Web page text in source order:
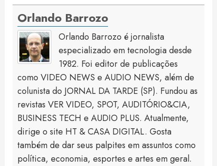
Orlando Barrozo
Orlando Barrozo é jornalista
especializado em tecnologia desde
1982. Foi editor de publicações
como VIDEO NEWS e AUDIO NEWS, além de
colunista do JORNAL DA TARDE (SP). Fundou as
revistas VER VIDEO, SPOT, AUDITÓRIO&CIA,
BUSINESS TECH e AUDIO PLUS. Atualmente,
dirige o site HT & CASA DIGITAL. Gosta
também de dar seus palpites em assuntos como
política, economia, esportes e artes em geral.